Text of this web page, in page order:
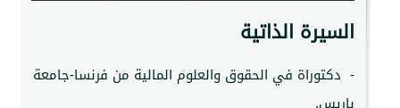
الذاتية
في الحقوق والعلوم المالية من فرنسا-جامعة